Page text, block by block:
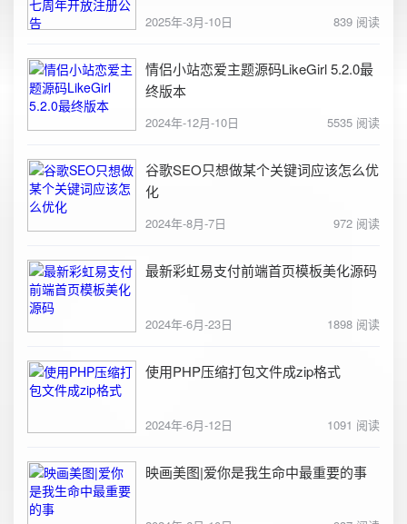
2025年-3月-10日 839 阅读
情侣小站恋爱主题源码LikeGirl 5.2.0最
终版本
2024年-12月-10日 5535 阅读
谷歌SEO只想做某个关键词应该怎么优
化
2024年-8月-7日 972 阅读
最新彩虹易支付前端首页模板美化源码
2024年-6月-23日 1898 阅读
使用PHP压缩打包文件成zip格式
2024年-6月-12日 1091 阅读
映画美图|爱你是我生命中最重要的事